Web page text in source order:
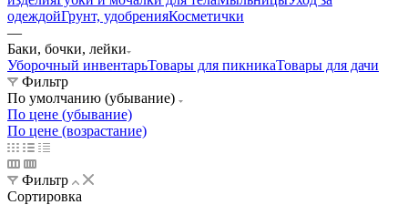
одеждойГрунт, удобренияКосметички
—
Баки, бочки, лейки
Уборочный инвентарьТовары для пикникаТовары для дачи
Фильтр
По умолчанию (убывание)
По цене (убывание)
По цене (возрастание)
Фильтр
Сортировка